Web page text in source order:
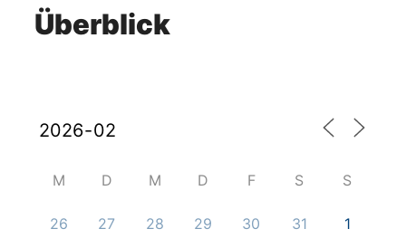
Überblick
M D M D F S S
26 27 28 29 30 31 1